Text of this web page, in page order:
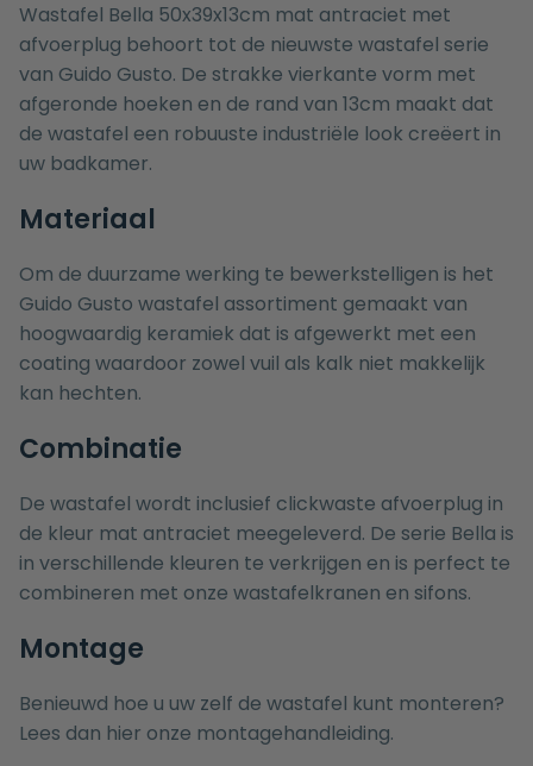
Wastafel Bella 50x39x13cm mat antraciet met
afvoerplug behoort tot de nieuwste wastafel serie
van Guido Gusto. De strakke vierkante vorm met
afgeronde hoeken en de rand van 13cm maakt dat
de wastafel een robuuste industriële look creëert in
uw badkamer.
Materiaal
Om de duurzame werking te bewerkstelligen is het
Guido Gusto wastafel assortiment gemaakt van
hoogwaardig keramiek dat is afgewerkt met een
coating waardoor zowel vuil als kalk niet makkelijk
kan hechten.
Combinatie
De wastafel wordt inclusief clickwaste afvoerplug in
de kleur mat antraciet meegeleverd. De serie Bella is
in verschillende kleuren te verkrijgen en is perfect te
combineren met onze wastafelkranen en sifons.
Montage
Benieuwd hoe u uw zelf de wastafel kunt monteren?
Lees dan hier onze montagehandleiding.